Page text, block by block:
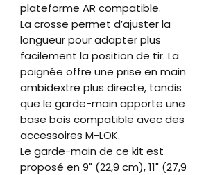
plateforme AR compatible.
La crosse permet d’ajuster la
longueur pour adapter plus
facilement la position de tir. La
poignée offre une prise en main
ambidextre plus directe, tandis
que le garde-main apporte une
base bois compatible avec des
accessoires M-LOK.
Le garde-main de ce kit est
proposé en 9" (22,9 cm), 11" (27,9